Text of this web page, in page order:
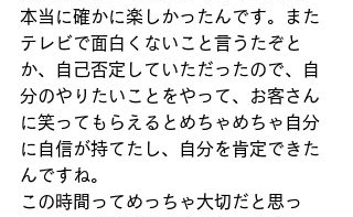
本当に確かに楽しかったんです。また
テレビで面白くないこと言うたぞと
か、自己否定していただったので、自
分のやりたいことをやって、お客さん
に笑ってもらえるとめちゃめちゃ自分
に自信が持てたし、自分を肯定できた
んですね。
この時間ってめっちゃ大切だと思っ